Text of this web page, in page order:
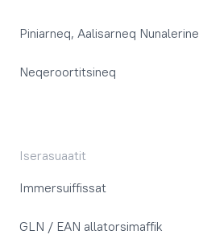
Piniarneq, Aalisarneq
Neqeroortitsineq
Iserasuaatit
Immersuiffissat
GLN / EAN allatorsimaffik